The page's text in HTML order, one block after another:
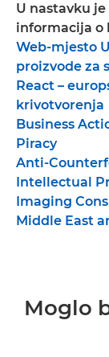
U nastavku
informacija o
Web-mjesto
proizvode za
React –
krivotvorenja
Business
Piracy
Anti-
Intellectual
Imaging
Middle East
Moglo